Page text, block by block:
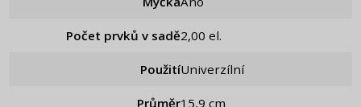
Počet prvků v sadě 2,00 el.
Použití Univerzílní
Průměr 15,9 cm